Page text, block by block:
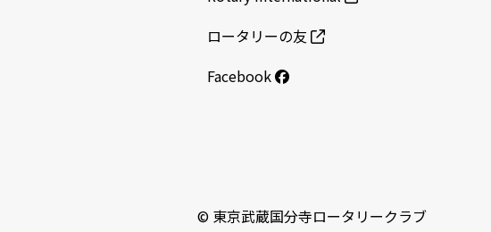
ロータリーの友
Facebook
© 東京武蔵国分寺ロータリークラブ